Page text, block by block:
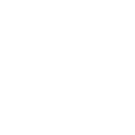
comunicazione
spaventare o
racconta tutta la
di “fidarvi” o di